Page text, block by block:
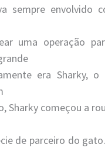
sempre envolvido
uma operação
era Sharky, o
Sharky começou a
de parceiro do